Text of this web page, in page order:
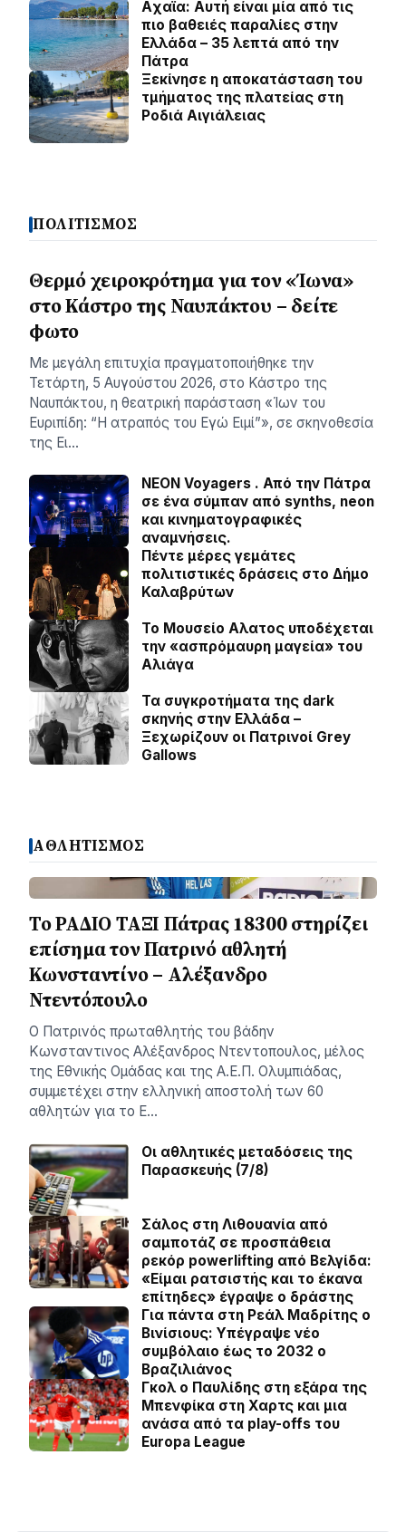
Aχαϊα: Αυτή είναι μία από τις
πιο βαθειές παραλίες στην
Ελλάδα – 35 λεπτά από την
Πάτρα
Ξεκίνησε η αποκατάσταση του
τμήματος της πλατείας στη
Ροδιά Αιγιάλειας
ΠΟΛΙΤΙΣΜΟΣ
Θερμό χειροκρότημα για τον «Ίωνα»
στο Κάστρο της Ναυπάκτου – δείτε
φωτο
Με μεγάλη επιτυχία πραγματοποιήθηκε την
Τετάρτη, 5 Αυγούστου 2026, στο Κάστρο της
Ναυπάκτου, η θεατρική παράσταση «Ίων του
Ευριπίδη: “Η ατραπός του Εγώ Ειμί”», σε σκηνοθεσία
της Ει…
NEON Voyagers . Από την Πάτρα
σε ένα σύμπαν από synths, neon
και κινηματογραφικές
αναμνήσεις.
Πέντε μέρες γεμάτες
πολιτιστικές δράσεις στο Δήμο
Καλαβρύτων
Το Μουσείο Αλατος υποδέχεται
την «ασπρόμαυρη μαγεία» του
Αλιάγα
Τα συγκροτήματα της dark
σκηνής στην Ελλάδα –
Ξεχωρίζουν οι Πατρινοί Grey
Gallows
ΑΘΛΗΤΙΣΜΟΣ
Το ΡΑΔΙΟ ΤΑΞΙ Πάτρας 18300 στηρίζει
επίσημα τον Πατρινό αθλητή
Κωνσταντίνο – Αλέξανδρο
Ντεντόπουλο
Ο Πατρινός πρωταθλητής του βάδην
Κωνσταντινος Αλέξανδρος Ντεντοπουλος, μέλος
της Εθνικής Ομάδας και της Α.Ε.Π. Ολυμπιάδας,
συμμετέχει στην ελληνική αποστολή των 60
αθλητών για το Ε…
Οι αθλητικές μεταδόσεις της
Παρασκευής (7/8)
Σάλος στη Λιθουανία από
σαμποτάζ σε προσπάθεια
ρεκόρ powerlifting από Βελγίδα:
«Είμαι ρατσιστής και το έκανα
επίτηδες» έγραψε ο δράστης
Για πάντα στη Ρεάλ Μαδρίτης ο
Βινίσιους: Yπέγραψε νέο
συμβόλαιο έως το 2032 ο
Βραζιλιάνος
Γκολ ο Παυλίδης στη εξάρα της
Μπενφίκα στη Χαρτς και μια
ανάσα από τα play-offs του
Europa League